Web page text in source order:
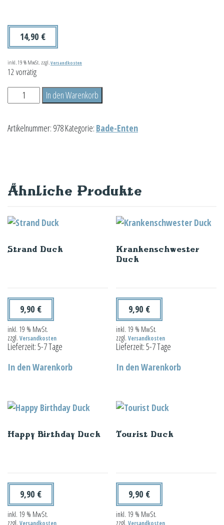
14,90 €
inkl. 19 % MwSt. zzgl.Versandkosten
12 vorrätig
Strandkorb
Duck
In den Warenkorb
Artikelnummer: 978Kategorie: Bade-Enten
Ähnliche Produkte
Strand Duck
9,90 €
inkl. 19 % MwSt.
zzgl. Versandkosten
Lieferzeit:5-7 Tage
In den Warenkorb
Krankenschwester
Duck
9,90 €
inkl. 19 % MwSt.
zzgl.Versandkosten
Lieferzeit:5-7 Tage
In den Warenkorb
Happy Birthday Duck
9,90 €
inkl. 19 % MwSt.
zzgl. Versandkosten
Tourist Duck
9,90 €
inkl. 19 % MwSt.
zzgl.Versandkosten